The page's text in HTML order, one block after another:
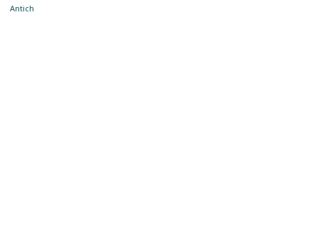
Antich